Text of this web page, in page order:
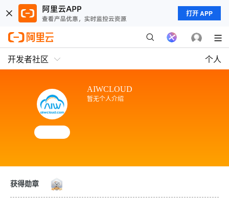
打开 APP
开发者社区 个人
AIWCLOUD
暂无个人介绍
获得勋章